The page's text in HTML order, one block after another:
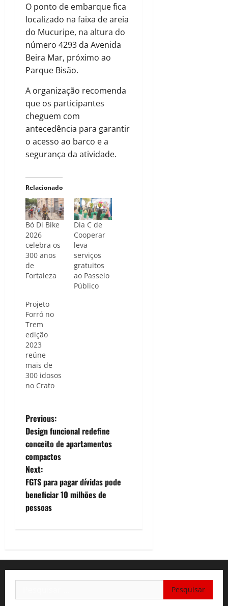
O ponto de embarque fica
localizado na faixa de areia
do Mucuripe, na altura do
número 4293 da Avenida
Beira Mar, próximo ao
Parque Bisão.
A organização recomenda
que os participantes
cheguem com
antecedência para garantir
o acesso ao barco e a
segurança da atividade.
Relacionado
Bó Di Bike
2026
celebra os
300 anos
de
Fortaleza
Dia C de
Cooperar
leva
serviços
gratuitos
ao Passeio
Público
Projeto
Forró no
Trem
edição
2023
reúne
mais de
300 idosos
no Crato
P
o
s
t
n
i
g
Previous:
Design funcional redefine
conceito de apartamentos
compactos
Next:
FGTS para pagar dívidas pode
beneficiar 10 milhões de
pessoas
por: